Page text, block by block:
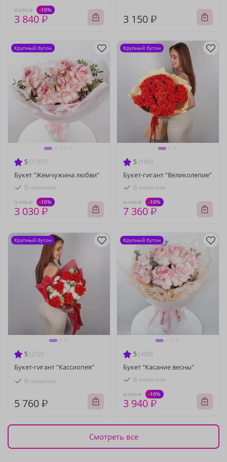
4 270 ₽ -10%
3 840 ₽ 3 150 ₽
5 (1767)
Букет "Жемчужина любви"
В наличии
3 370 ₽ -10%
3 030 ₽
Крупный бутон
5 (196)
Букет-гигант "Великолепие"
В наличии
8 180 ₽ -10%
7 360 ₽
Крупный бутон
5 (250)
Букет-гигант "Кассиопея"
В наличии
5 760 ₽
Крупный бутон
5 (408)
Букет "Касание весны"
В наличии
4 380 ₽ -10%
3 940 ₽
Крупный бутон
Смотреть все